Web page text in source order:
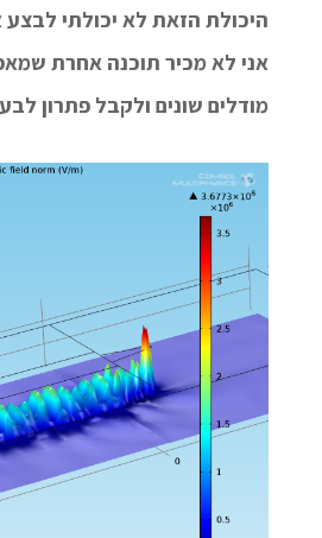
היכולת הזאת לא יכולתי
אני לא מכיר תוכנה אחרת
מודלים שונים ולקבל פתרון